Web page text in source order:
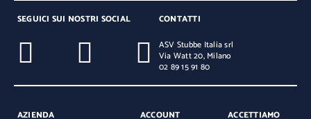
AZIENDA ACCOUNT
SEGUICI SUI NOSTRI SOCIAL
CONTATTI
ASV Stubbe Italia srl
Via Watt 20, Milano
02 89 15 91 80
ACCETTIAMO